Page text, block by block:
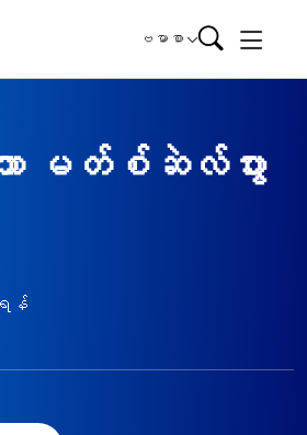
ဗမာစာ
ာ မတ်စ်ဆဲလ်ပွား
န်